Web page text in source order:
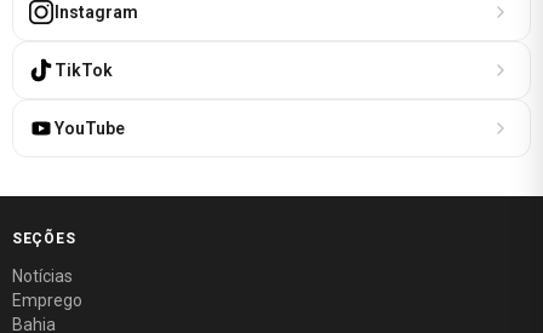
Instagram
TikTok
YouTube
SEÇÕES
Notícias
Emprego
Bahia